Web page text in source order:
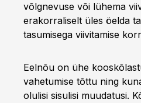
võlgnevuse või lühema
erakorraliselt üles öelda
tasumisega viivitamise
Eelnõu on ühe
vahetumise tõttu ning
olulisi sisulisi muudatusi.